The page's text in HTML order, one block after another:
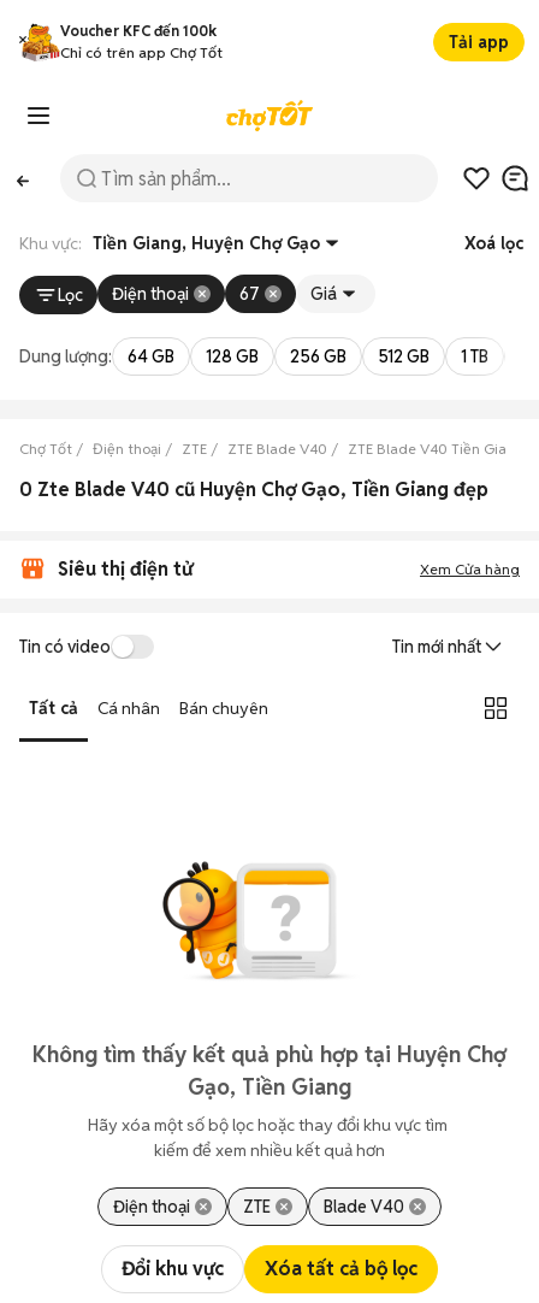
Voucher KFC đến 100k
Chỉ có trên app Chợ Tốt
Tải app
Khu vực: Tiền Giang, Huyện Chợ Gạo Xoá lọc
Lọc Điện thoại 67 Giá
Dung lượng: 64 GB 128 GB 256 GB 512 GB 1 TB
Chợ Tốt Điện thoại ZTE ZTE Blade V40 ZTE Blade V40 Tiền Giang
0 Zte Blade V40 cũ Huyện Chợ Gạo, Tiền Giang đẹp
Siêu thị điện tử Xem Cửa hàng
Tin có video Tin mới nhất
Tất cả Cá nhân Bán chuyên
Không tìm thấy kết quả phù hợp tại Huyện Chợ
Gạo, Tiền Giang
Hãy xóa một số bộ lọc hoặc thay đổi khu vực tìm
kiếm để xem nhiều kết quả hơn
Điện thoại ZTE Blade V40
Đổi khu vực Xóa tất cả bộ lọc